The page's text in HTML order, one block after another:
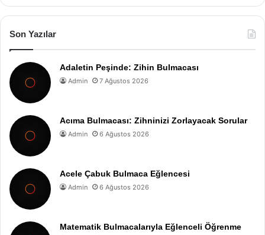
Son Yazılar
Adaletin Peşinde: Zihin Bulmacası
Admin 7 Ağustos 2026
Acıma Bulmacası: Zihninizi Zorlayacak Sorular
Admin 6 Ağustos 2026
Acele Çabuk Bulmaca Eğlencesi
Admin 6 Ağustos 2026
Matematik Bulmacalarıyla Eğlenceli Öğrenme